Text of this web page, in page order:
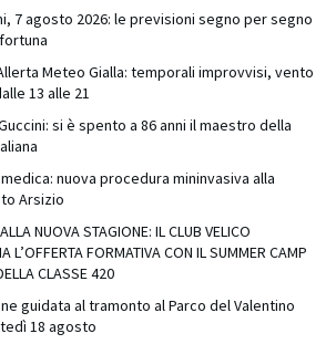
7 agosto 2026: le previsioni segno per segno
Meteo Gialla: temporali improvvisi, vento
13 alle 21
si è spento a 86 anni il maestro della
nuova procedura mininvasiva alla
Arsizio
NUOVA STAGIONE: IL CLUB VELICO
L’OFFERTA FORMATIVA CON IL SUMMER CAMP
CLASSE 420
guidata al tramonto al Parco del Valentino
18 agosto